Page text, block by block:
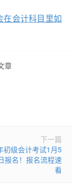
在会计科目里如
章
下一篇
初级会计考试1月5
报名！报名流程速
看